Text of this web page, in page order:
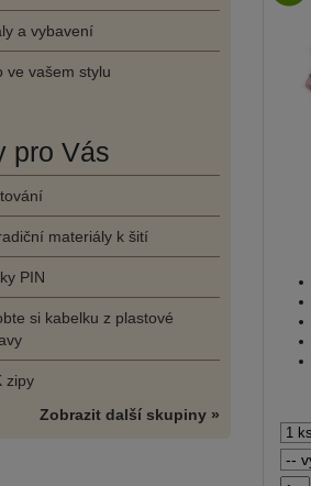
a vybavení
ve vašem stylu
pro Vás
materiály k šití
PIN
si kabelku z plastové
zipy
Zobrazit další skupiny »